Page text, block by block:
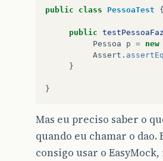
public class PessoaTest {
public
Pessoa
p = new
Assert .
}
}
Mas eu preciso saber o
quando eu chamar o dao.
consigo usar o